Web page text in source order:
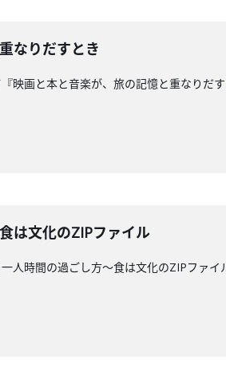
なりだすとき
映画と本と音楽が、旅の記憶と重なり
は文化のZIPファイル
人時間の過ごし方～食は文化のZIPファ